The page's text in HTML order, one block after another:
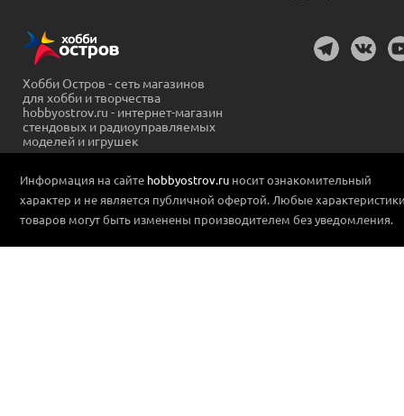
Хобби Остров - сеть магазинов
для хобби и творчества
hobbyostrov.ru - интернет-магазин
стендовых и радиоуправляемых
моделей и игрушек
Информация на сайте hobbyostrov.ru носит ознакомительный
характер и не является публичной офертой. Любые
товаров могут быть изменены производителем без уведомления.